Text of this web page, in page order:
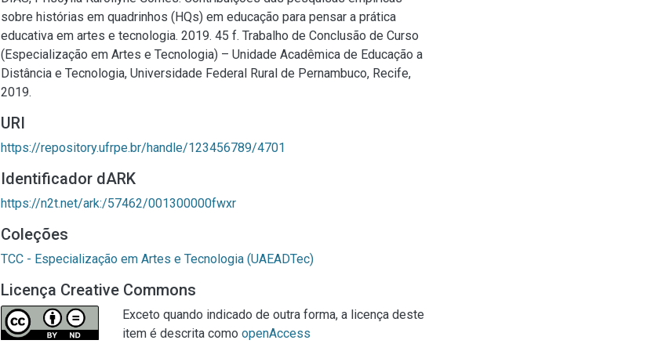
sobre histórias em quadrinhos (HQs) em educação para pensar a prática
educativa em artes e tecnologia. 2019. 45 f. Trabalho de Conclusão de Curso
(Especialização em Artes e Tecnologia) – Unidade Acadêmica de Educação a
Distância e Tecnologia, Universidade Federal Rural de Pernambuco, Recife,
2019.
URI
https://repository.ufrpe.br/handle/123456789/4701
Identificador dARK
https://n2t.net/ark:/57462/001300000fwxr
Coleções
TCC - Especialização em Artes e Tecnologia (UAEADTec)
Licença Creative Commons
Exceto quando indicado de outra forma, a licença deste
item é descrita como openAccess